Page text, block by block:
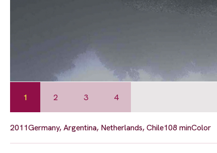
1 2 3 4
2011Germany, Argentina, Netherlands, Chile108 minColor